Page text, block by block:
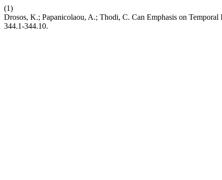
(1)
Drosos, K.; Papanicolaou, A.; Thodi, C. Can Emphasis on
344.1-344.10.